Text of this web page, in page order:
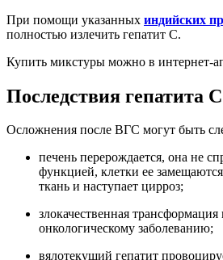
При помощи указанных индийских
полностью излечить гепатит С.
Купить микстуры можно в интернет-
Последствия гепатита С
Осложнения после ВГС могут быть
печень перерождается, она не
функцией, клетки ее
ткань и наступает цирроз;
злокачественная
онкологическому заболеванию;
вялотекущий гепатит